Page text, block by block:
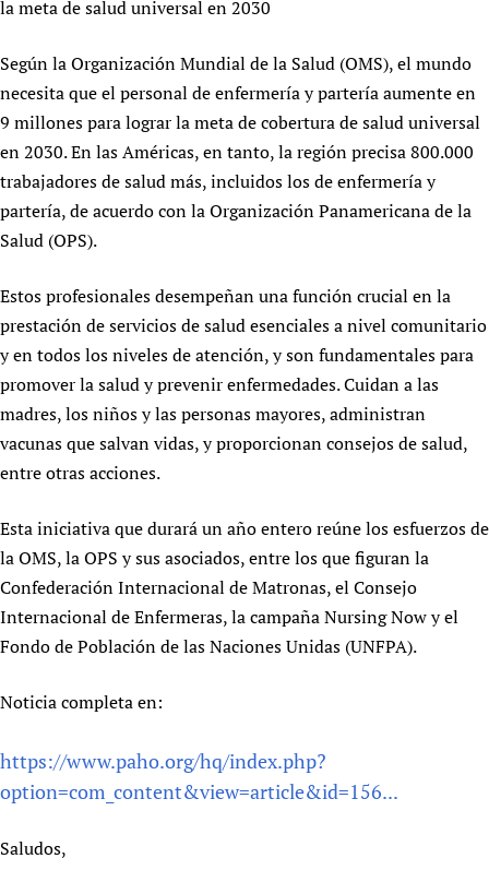
Library and Information Services
Multilingualism
Prescribers and users of medicines
Evaluating Impact
Mobile HIFA (mHIFA)
Astana Declaration+
COVID-19
Essential Health Services and COVID-19
Family Planning
Health Partnerships
Learning for Quality Health Services
Newborn Care
Staff
Link to us
Partners
Supporting Organisations
List view
Join CHIFA (child health and rights)
Rejoignez HIFA-Français
Únase a HIFA-Español
la meta de salud universal en 2030
Según la Organización Mundial de la Salud (OMS), el mundo
necesita que el personal de enfermería y partería aumente en
9 millones para lograr la meta de cobertura de salud universal
en 2030. En las Américas, en tanto, la región precisa 800.000
trabajadores de salud más, incluidos los de enfermería y
partería, de acuerdo con la Organización Panamericana de la
Salud (OPS).
Estos profesionales desempeñan una función crucial en la
prestación de servicios de salud esenciales a nivel comunitario
y en todos los niveles de atención, y son fundamentales para
promover la salud y prevenir enfermedades. Cuidan a las
madres, los niños y las personas mayores, administran
vacunas que salvan vidas, y proporcionan consejos de salud,
entre otras acciones.
Esta iniciativa que durará un año entero reúne los esfuerzos de
la OMS, la OPS y sus asociados, entre los que figuran la
Confederación Internacional de Matronas, el Consejo
Internacional de Enfermeras, la campaña Nursing Now y el
Fondo de Población de las Naciones Unidas (UNFPA).
Noticia completa en:
https://www.paho.org/hq/index.php?
option=com_content&view=article&id=156...
Saludos,